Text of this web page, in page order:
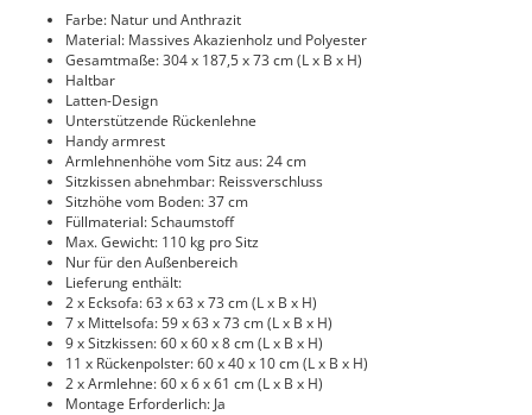
Farbe: Natur und Anthrazit
Material: Massives Akazienholz und Polyester
Gesamtmaße: 304 x 187,5 x 73 cm (L x B x H)
Haltbar
Latten-Design
Unterstützende Rückenlehne
Handy armrest
Armlehnenhöhe vom Sitz aus: 24 cm
Sitzkissen abnehmbar: Reissverschluss
Sitzhöhe vom Boden: 37 cm
Füllmaterial: Schaumstoff
Max. Gewicht: 110 kg pro Sitz
Nur für den Außenbereich
Lieferung enthält:
2 x Ecksofa: 63 x 63 x 73 cm (L x B x H)
7 x Mittelsofa: 59 x 63 x 73 cm (L x B x H)
9 x Sitzkissen: 60 x 60 x 8 cm (L x B x H)
11 x Rückenpolster: 60 x 40 x 10 cm (L x B x H)
2 x Armlehne: 60 x 6 x 61 cm (L x B x H)
Montage Erforderlich: Ja